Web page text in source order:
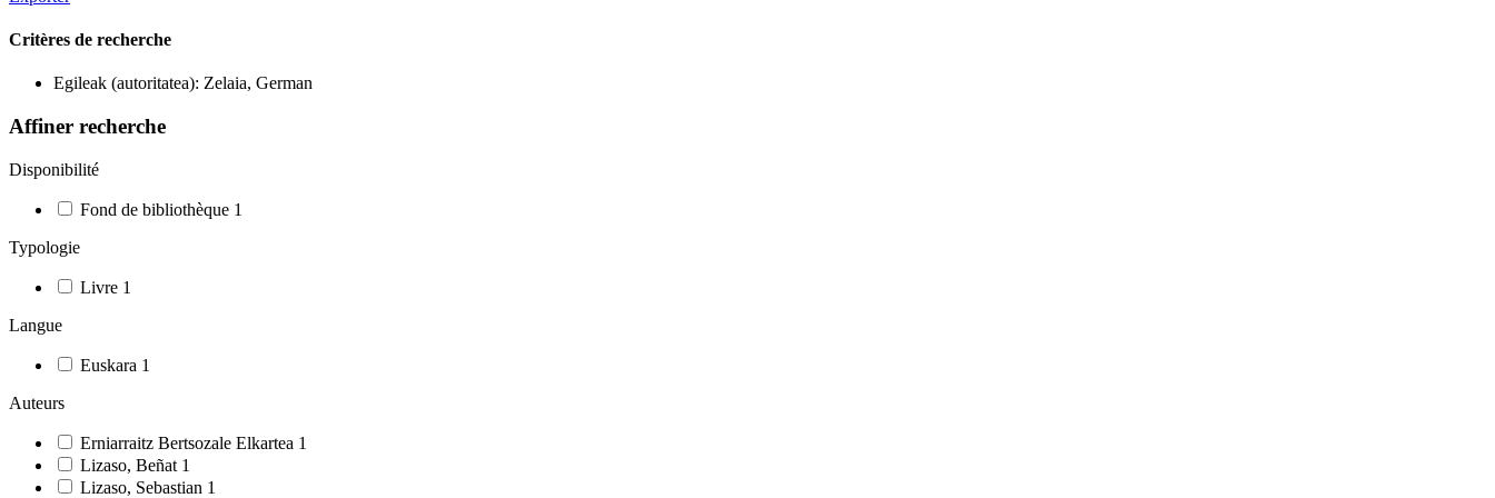
Critères de recherche
Egileak (autoritatea): Zelaia, German
Affiner recherche
Disponibilité
Fond de bibliothèque 1
Typologie
Livre 1
Langue
Euskara 1
Auteurs
Erniarraitz Bertsozale Elkartea 1
Lizaso, Beñat 1
Lizaso, Sebastian 1